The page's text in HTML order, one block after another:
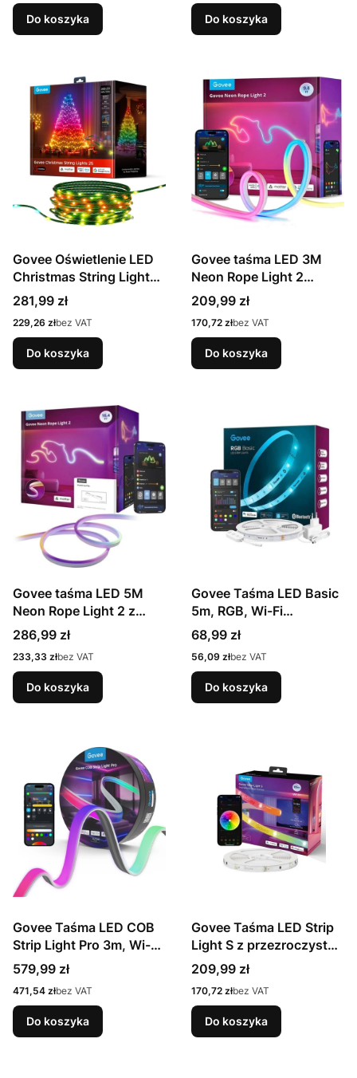
Do koszyka Do koszyka
Govee Oświetlenie LED
Christmas String Lights
2S 20m H80C4C42
Cena
281,99 zł
Cena
229,26 złbez VAT
Do koszyka
Govee taśma LED 3M
Neon Rope Light 2
H61D3301
Cena
209,99 zł
Cena
170,72 złbez VAT
Do koszyka
Govee taśma LED 5M
Neon Rope Light 2 z
obsługą: Matter,
HomeKit, Google, Alexa,
SmartThings H61D5301
Cena
286,99 zł
Cena
233,33 złbez VAT
Do koszyka
Govee Taśma LED Basic
5m, RGB, Wi-Fi
H615A3A1
Cena
68,99 zł
Cena
56,09 złbez VAT
Do koszyka
Govee Taśma LED COB
Strip Light Pro 3m, Wi-Fi,
Bluetooth H61E5
Cena
579,99 zł
Cena
471,54 złbez VAT
Do koszyka
Govee Taśma LED Strip
Light S z przezroczystą
powłoką ochronną 10m
RGBIC, Wi-Fi, Bluetooth
H612CCD11
Cena
209,99 zł
Cena
170,72 złbez VAT
Do koszyka